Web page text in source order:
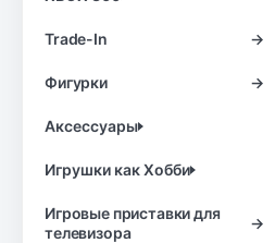
Trade-In →
Фигурки →
Аксессуары
Игрушки как Хобби
Игровые приставки для
телевизора
→